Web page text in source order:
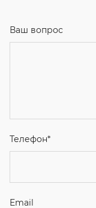
Ваш вопрос